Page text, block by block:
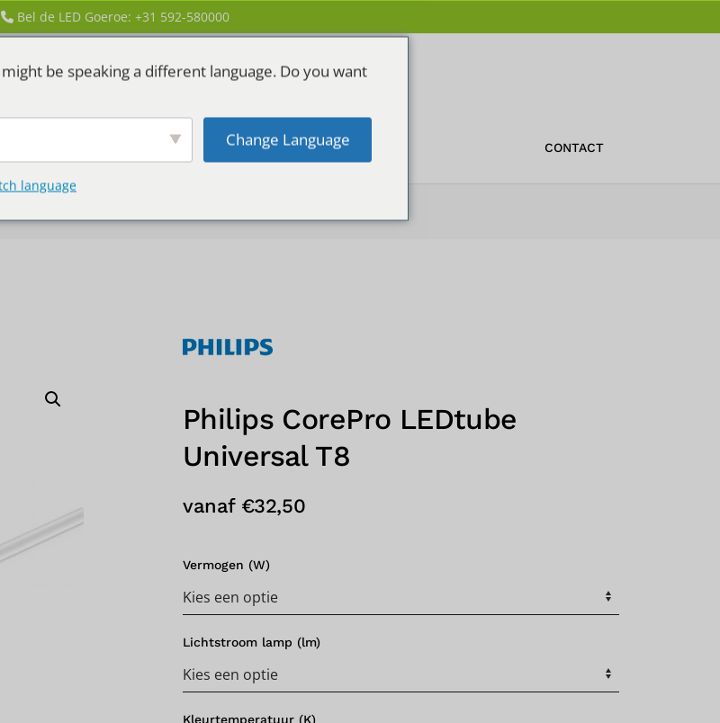
Bel de LED Goeroe: +31 592-580000
OFFERTE CONTACT
Philips CorePro LEDtube
Universal T8
vanaf €32,50
Vermogen (W)
Lichtstroom lamp (lm)
Kleurtemperatuur (K)
be speaking a different language. Do you want
Change Language
language